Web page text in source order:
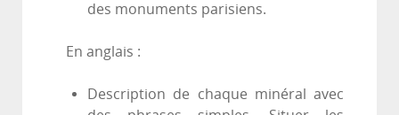
des monuments parisiens.
En anglais :
Description de chaque minéral avec